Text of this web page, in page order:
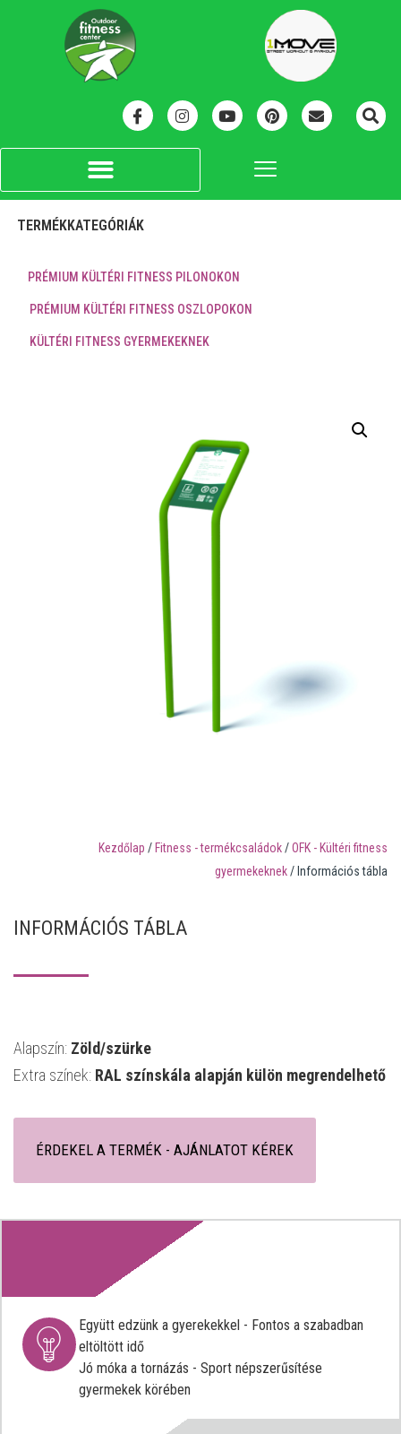
TERMÉKKATEGÓRIÁK
PRÉMIUM KÜLTÉRI FITNESS PILONOKON
PRÉMIUM KÜLTÉRI FITNESS OSZLOPOKON
KÜLTÉRI FITNESS GYERMEKEKNEK
Kezdőlap / Fitness - termékcsaládok/OFK - Kültéri fitness
gyermekeknek/ Információs tábla
INFORMÁCIÓS TÁBLA
Alapszín: Zöld/szürke
Extra színek: RAL színskála alapján külön megrendelhető
ÉRDEKEL A TERMÉK - AJÁNLATOT KÉREK
Együtt edzünk a gyerekekkel - Fontos a szabadban
eltöltött idő
Jó móka a tornázás - Sport népszerűsítése
gyermekek körében